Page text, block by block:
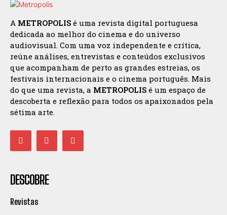
A METROPOLIS é uma revista digital portuguesa
dedicada ao melhor do cinema e do universo
audiovisual. Com uma voz independente e crítica,
reúne análises, entrevistas e conteúdos exclusivos
que acompanham de perto as grandes estreias, os
festivais internacionais e o cinema português. Mais
do que uma revista, a METROPOLIS é um espaço de
descoberta e reflexão para todos os apaixonados pela
sétima arte.
DESCOBRE
Revistas